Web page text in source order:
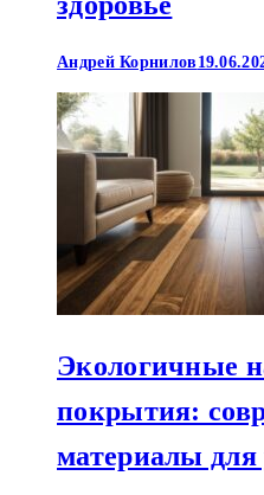
Андрей Корнилов
Экологичные
покрытия:
материалы для